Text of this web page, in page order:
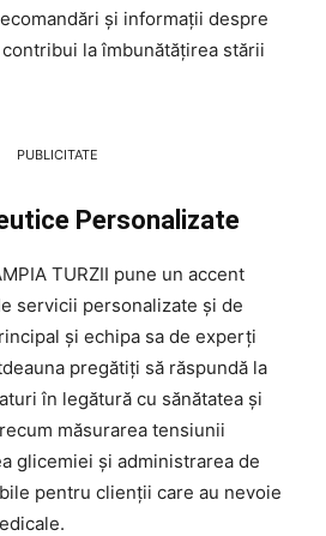
și informații despre
la îmbunătățirea stării
PUBLICITATE
Personalizate
TURZII pune un accent
servicii personalizate și de
și echipa sa de experți
pregătiți să răspundă la
în legătură cu sănătatea și
măsurarea tensiunii
glicemiei și administrarea de
pentru clienții care au nevoie